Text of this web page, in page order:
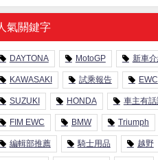
×LED頭燈標配
氣關鍵字
DAYTONA MotoGP 新車
KAWASAKI 試乘報告 EWC
SUZUKI HONDA 車主有話
FIM EWC BMW Triumph
編輯部推薦 騎士用品 越野